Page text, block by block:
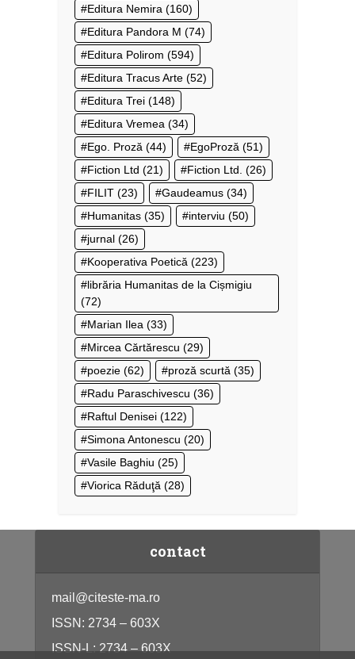
Editura Nemira (160)
Editura Pandora M (74)
Editura Polirom (594)
Editura Tracus Arte (52)
Editura Trei (148)
Editura Vremea (34)
Ego. Proză (44) EgoProză (51)
Fiction Ltd (21) Fiction Ltd. (26)
FILIT (23) Gaudeamus (34)
Humanitas (35) interviu (50)
jurnal (26)
Kooperativa Poetică (223)
librăria Humanitas de la Cișmigiu
(72)
Marian Ilea (33)
Mircea Cărtărescu (29)
poezie (62) proză scurtă (35)
Radu Paraschivescu (36)
Raftul Denisei (122)
Simona Antonescu (20)
Vasile Baghiu (25)
Viorica Răduţă (28)
contact
mail@citeste-ma.ro
ISSN: 2734 – 603X
ISSN-L: 2734 – 603X